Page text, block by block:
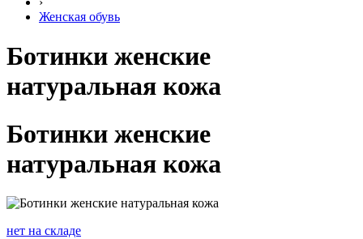
Женская обувь
Ботинки женские
натуральная кожа
Ботинки женские
натуральная кожа
нет на складе